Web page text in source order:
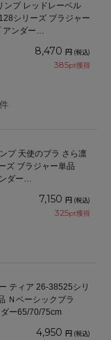
ンプ レッドレーベル
シリーズ ブラジャー
8,470 円 (税込)
385pt獲得
プ 天使のブラ さら凛
ズ ブラジャー単品
7,150 円 (税込)
325pt獲得
ティア 26-38525シリ
Ｎベーシックブラ
ップ アンダー65/70/75cm
4,950 円 (税込)